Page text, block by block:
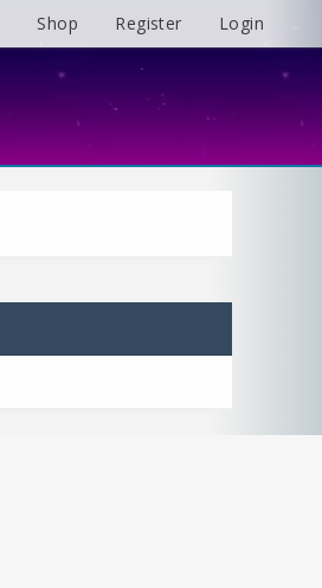
Shop Register Login